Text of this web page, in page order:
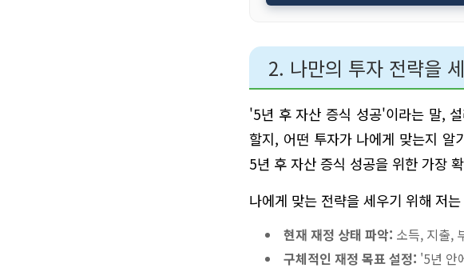
2. 나만의 투자 전략을
'5년 후 자산 증식 성공'이라는 말,
할지, 어떤 투자가 나에게 맞는지 알
5년 후 자산 증식 성공을 위한 가장
나에게 맞는 전략을 세우기 위해 저
현재 재정 상태 파악: 소득, 지출,
구체적인 재정 목표 설정: '5년 안